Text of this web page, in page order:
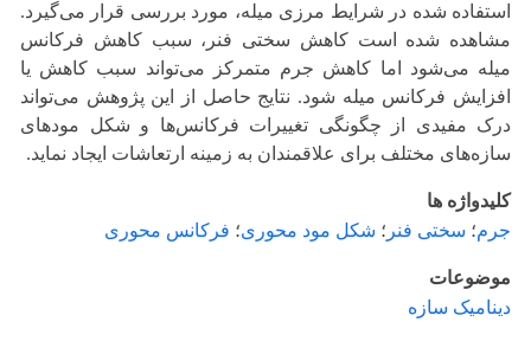
استفاده شده در شرایط مرزی میله، مورد بررسی قرار می‌گیرد.
مشاهده شده است کاهش سختی فنر، سبب کاهش فرکانس
میله می‌شود اما کاهش جرم متمرکز می‌تواند سبب کاهش یا
افزایش فرکانس میله شود. نتایج حاصل از این پژوهش می‌تواند
درک مفیدی از چگونگی تغییرات فرکانس‌ها و شکل مودهای
سازه‌های مختلف برای علاقمندان به زمینه ارتعاشات ایجاد نماید.
کلیدواژه ها
جرم؛ سختی فنر ؛ شکل مود محوری؛ فرکانس محوری
موضوعات
دینامیک سازه